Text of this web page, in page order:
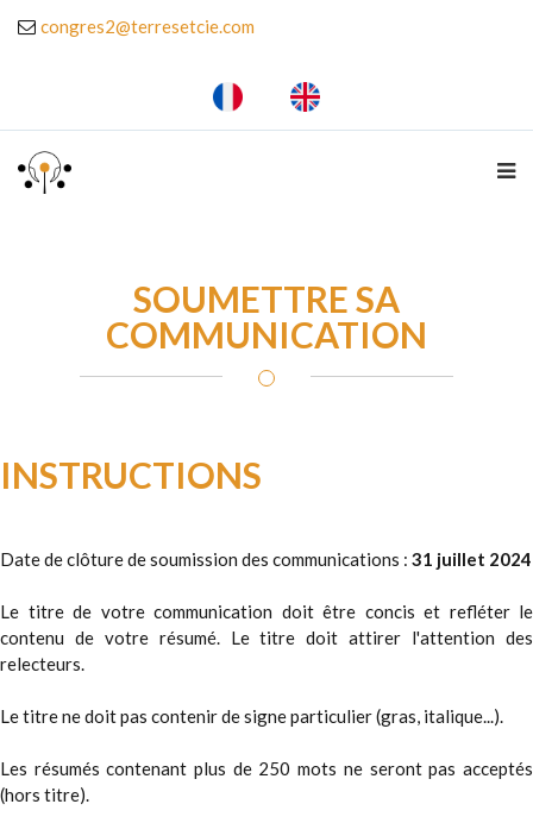
congres2@terresetcie.com
SOUMETTRE SA
COMMUNICATION
INSTRUCTIONS
Date de clôture de soumission des communications : 31 juillet 2024
Le titre de votre communication doit être concis et refléter le
contenu de votre résumé. Le titre doit attirer l'attention des
relecteurs.
Le titre ne doit pas contenir de signe particulier (gras, italique...).
Les résumés contenant plus de 250 mots ne seront pas acceptés
(hors titre).